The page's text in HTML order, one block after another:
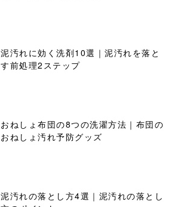
泥汚れに効く洗剤10選｜泥汚れを落と
す前処理2ステップ
おねしょ布団の8つの洗濯方法｜布団の
おねしょ汚れ予防グッズ
泥汚れの落とし方4選｜泥汚れの落とし